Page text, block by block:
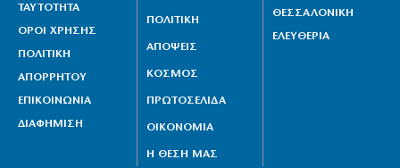
ΤΑΥΤΟΤΗΤΑ
ΟΡΟΙ ΧΡΗΣΗΣ
ΠΟΛΙΤΙΚΗ
ΑΠΟΡΡΗΤΟΥ
ΕΠΙΚΟΙΝΩΝΙΑ
ΔΙΑΦΗΜΙΣΗ
ΠΟΛΙΤΙΚΗ
ΑΠΟΨΕΙΣ
ΚΟΣΜΟΣ
ΠΡΩΤΟΣΕΛΙΔΑ
ΟΙΚΟΝΟΜΙΑ
Η ΘΕΣΗ ΜΑΣ
ΘΕΣΣΑΛΟΝΙΚΗ
ΕΛΕΥΘΕΡΙΑ